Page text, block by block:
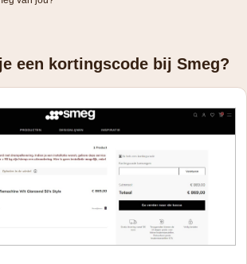
een kortingscode bij Smeg?